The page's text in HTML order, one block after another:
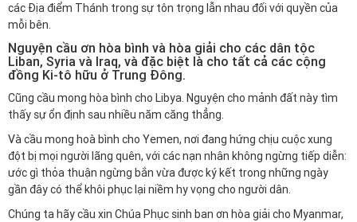
các Địa điểm Thánh trong sự tôn trọng lẫn nhau đối với quyền của
mỗi bên.
Nguyện cầu ơn hòa bình và hòa giải cho các dân tộc
Liban, Syria và Iraq, và đặc biệt là cho tất cả các cộng
đồng Ki-tô hữu ở Trung Đông.
Cũng cầu mong hòa bình cho Libya. Nguyện cho mảnh đất này tìm
thấy sự ổn định sau nhiều năm căng thẳng.
Và cầu mong hoà bình cho Yemen, nơi đang hứng chịu cuộc xung
đột bị mọi người lãng quên, với các nạn nhân không ngừng tiếp diễn:
ước gì thỏa thuận ngừng bắn vừa được ký kết trong những ngày
gần đây có thể khôi phục lại niềm hy vọng cho người dân.
Chúng ta hãy cầu xin Chúa Phục sinh ban ơn hòa giải cho Myanmar,